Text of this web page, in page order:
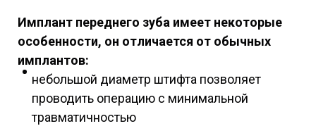
Имплант переднего зуба имеет некоторые
особенности, он отличается от обычных
имплантов:
небольшой диаметр штифта позволяет
проводить операцию с минимальной
травматичностью